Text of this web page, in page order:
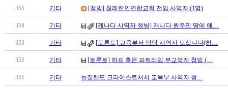
만
꼴
355 기타 [청빙] 칠레한인연합교회 전임 사역자 (1명)
354 기타 [캐나다 사역자 청빙] 캐나다 원주민 땅에 예…
353 기타 [토론토] 교육부서 담당 사역자 모십니다(하…
352 기타 [토론토] 하프 혹은 파트타임 부교역자 청빙 (…
351 기타 뉴질랜드 크라이스트처치 교육부 사역자 청…